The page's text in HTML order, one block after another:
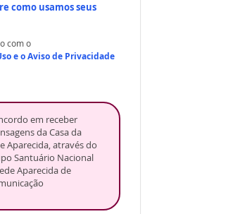
como usamos seus
com o
e oAviso de Privacidade
em receber
da Casa da
Aparecida, através do
Santuário Nacional
Aparecida de